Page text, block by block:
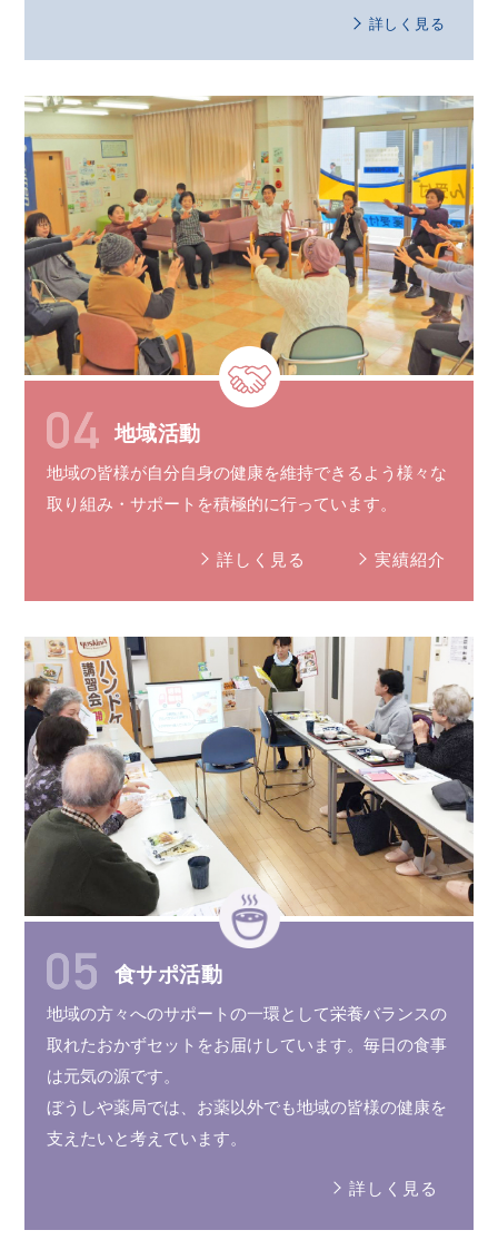
詳しく見る
地域活動
地域の皆様が自分自身の健康を維持できるよう様々な
取り組み ・サポート を積極的に行っています。
詳しく見る 実績紹介
食サポ活動
地域の方々へのサポートの一環として栄養バランスの
取れたおかずセット をお届けしています。毎日の食事
は元気の源です。
ぼうしや薬局では、お薬以外でも地域の皆様の健康を
支えたいと考えています。
詳しく見る